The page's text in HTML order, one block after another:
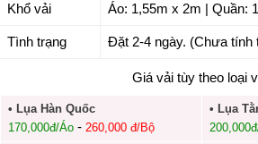
Khổ vải Áo: 1,55m x 2m | Quần:
Tình trạng Đặt 2-4 ngày. (Chưa tính
Giá vải tùy theo loại
• Lụa Hàn Quốc
170,000đ/Áo - 260,000 đ/Bộ
• Lụa